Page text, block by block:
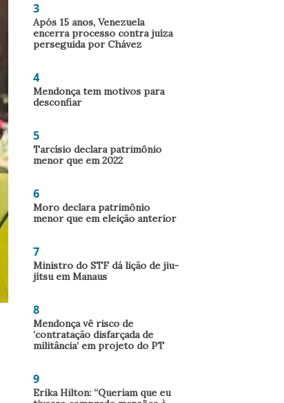
3
Após 15 anos, Venezuela
encerra processo contra juíza
perseguida por Chávez
4
Mendonça tem motivos para
desconfiar
5
Tarcísio declara patrimônio
menor que em 2022
6
Moro declara patrimônio
menor que em eleição anterior
7
Ministro do STF dá lição de jiu-
jítsu em Manaus
8
Mendonça vê risco de
‘contratação disfarçada de
militância’ em projeto do PT
9
Erika Hilton: “Queriam que eu